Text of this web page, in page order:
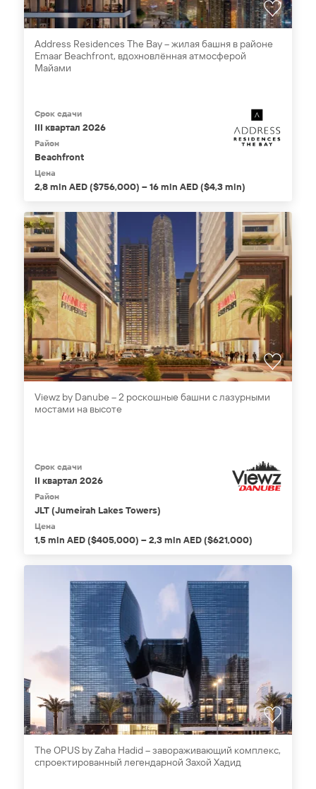
Address Residences The Bay – жилая башня в районе
Emaar Beachfront, вдохновлённая атмосферой
Майами
Срок сдачи
III квартал 2026
Район
Beachfront
Цена
2,8 mln AED ($756,000) – 16 mln AED ($4,3 mln)
Viewz by Danube – 2 роскошные башни с лазурными
мостами на высоте
Срок сдачи
II квартал 2026
Район
JLT (Jumeirah Lakes Towers)
Цена
1,5 mln AED ($405,000) – 2,3 mln AED ($621,000)
The OPUS by Zaha Hadid – завораживающий комплекс,
спроектированный легендарной Захой Хадид